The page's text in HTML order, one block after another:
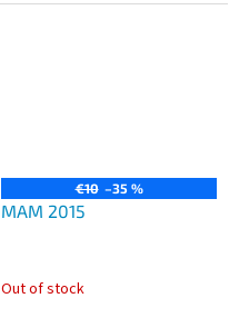
€10 –35 %
MAM 2015
Out of stock